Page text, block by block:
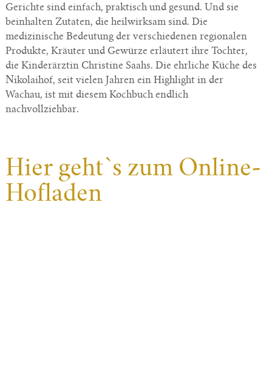
Gerichte sind einfach, praktisch und gesund. Und sie
beinhalten Zutaten, die heilwirksam sind. Die
medizinische Bedeutung der verschiedenen regionalen
Produkte, Kräuter und Gewürze erläutert ihre Tochter,
die Kinderärztin Christine Saahs. Die ehrliche Küche des
Nikolaihof, seit vielen Jahren ein Highlight in der
Wachau, ist mit diesem Kochbuch endlich
nachvollziehbar.
Hier geht`s zum Online-
Hofladen